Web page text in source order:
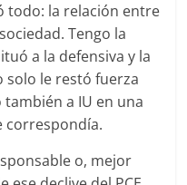
todo: la relación entre
Tengo la
a la defensiva y la
solo le restó fuerza
a IU en una
correspondía.
o, mejor